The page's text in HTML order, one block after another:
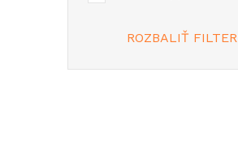
ROZBALIŤ FILTER